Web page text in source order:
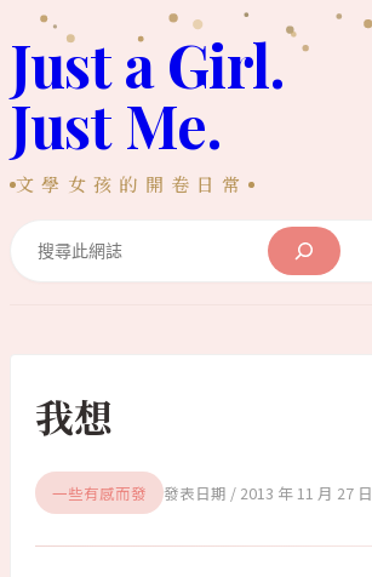
至
主
內
容
Just a Girl.
Just Me.
文學女孩的開卷日常
我想
一些有感而發 2013 年 11 月 27 日